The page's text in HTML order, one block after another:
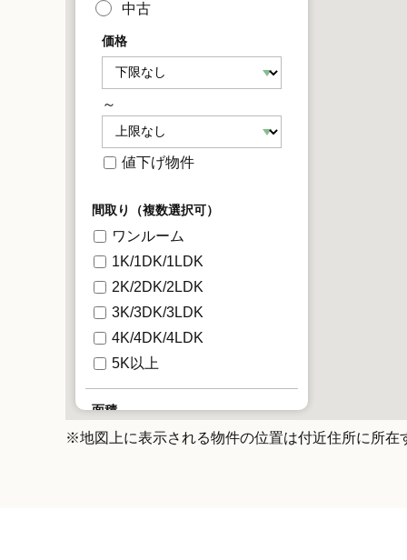
中古
価格
～
値下げ物件
間取り（複数選択可）
ワンルーム
1K/1DK/1LDK
2K/2DK/2LDK
3K/3DK/3LDK
4K/4DK/4LDK
5K以上
面積
※地図上に表示される物件の位置は付近住所に所